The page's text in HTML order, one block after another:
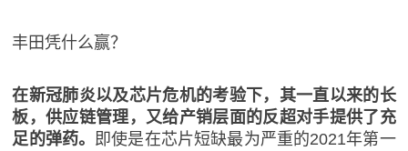
丰田凭什么赢？
在新冠肺炎以及芯片危机的考验下，其一直以来的长
板，供应链管理，又给产销层面的反超对手提供了充
足的弹药。 即使是在芯片短缺最为严重的2021年第一